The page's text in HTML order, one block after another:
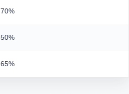
70%
50%
65%